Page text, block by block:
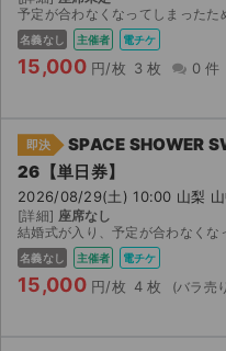
予定が合わなくなってしまったため出品いたします。 【お渡し方法】 ローチケを使用しま
名義なし 主催者 電チケ
15,000 円/枚 3 枚 0 件
即決
SPACE SHOWER
26【単日券】
2026/08/29(土) 10:00 山梨 山
[詳細] 座席なし
結婚式が入り、予定が合わなくなってしまったため出品いたします。 【お渡し方法】 電子チケ
名義なし 主催者 電チケ
15,000 円/枚 4 枚